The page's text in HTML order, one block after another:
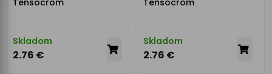
Tensocrom
Skladom
2.76 €
Tensocrom
Skladom
2.76 €